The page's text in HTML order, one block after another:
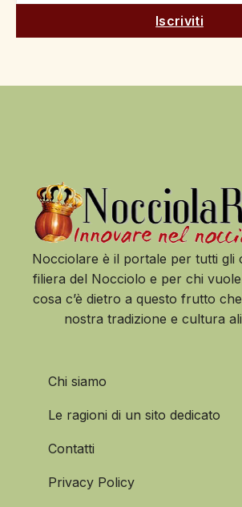
Iscriviti
Nocciolare è il portale per tutti gli
filiera del Nocciolo e per chi
cosa c’è dietro a questo frutto
nostra tradizione e cultura
Chi siamo
Le ragioni di un sito dedicato
Contatti
Privacy Policy